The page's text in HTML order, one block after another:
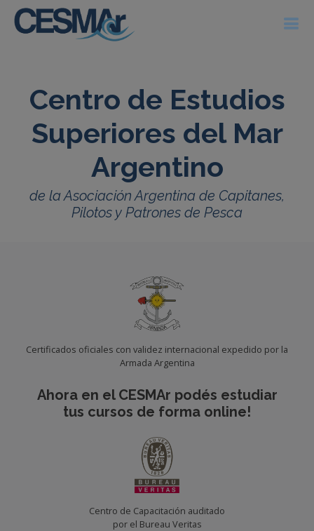
Centro de Estudios
Superiores del Mar
Argentino
de la Asociación Argentina de Capitanes,
Pilotos y Patrones de Pesca
Certificados oficiales con validez internacional expedido por la
Armada Argentina
Ahora en el CESMAr podés estudiar
tus cursos de forma online!
Centro de Capacitación auditado
por el Bureau Veritas